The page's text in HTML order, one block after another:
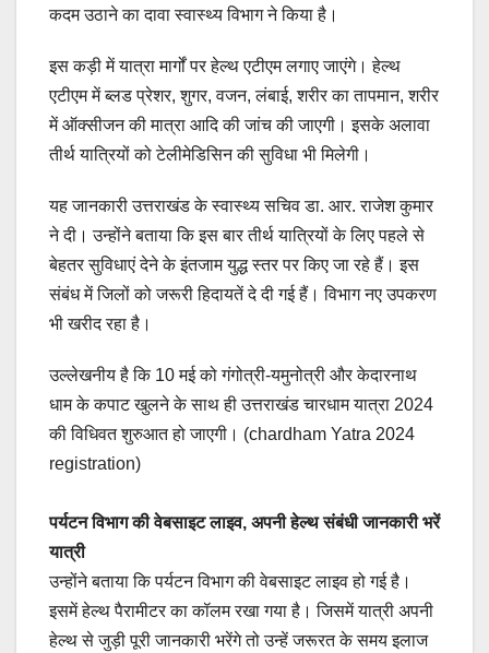
कदम उठाने का दावा स्वास्थ्य विभाग ने किया है।
इस कड़ी में यात्रा मार्गों पर हेल्थ एटीएम लगाए जाएंगे। हेल्थ
एटीएम में ब्लड प्रेशर, शुगर, वजन, लंबाई, शरीर का तापमान, शरीर
में ऑक्सीजन की मात्रा आदि की जांच की जाएगी। इसके अलावा
तीर्थ यात्रियों को टेलीमेडिसिन की सुविधा भी मिलेगी।
यह जानकारी उत्तराखंड के स्वास्थ्य सचिव डा. आर. राजेश कुमार
ने दी। उन्होंने बताया कि इस बार तीर्थ यात्रियों के लिए पहले से
बेहतर सुविधाएं देने के इंतजाम युद्ध स्तर पर किए जा रहे हैं। इस
संबंध में जिलों को जरूरी हिदायतें दे दी गई हैं। विभाग नए उपकरण
भी खरीद रहा है।
उल्लेखनीय है कि 10 मई को गंगोत्री-यमुनोत्री और केदारनाथ
धाम के कपाट खुलने के साथ ही उत्तराखंड चारधाम यात्रा 2024
की विधिवत शुरुआत हो जाएगी। (chardham Yatra 2024
registration)
पर्यटन विभाग की वेबसाइट लाइव, अपनी हेल्थ संबंधी जानकारी भरें
यात्री
उन्होंने बताया कि पर्यटन विभाग की वेबसाइट लाइव हो गई है।
इसमें हेल्थ पैरामीटर का कॉलम रखा गया है। जिसमें यात्री अपनी
हेल्थ से जुड़ी पूरी जानकारी भरेंगे तो उन्हें जरूरत के समय इलाज